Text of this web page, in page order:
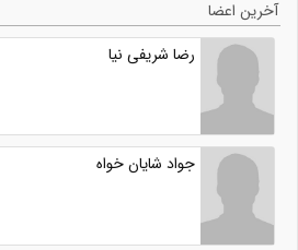
آخرین اعضا
رضا شریفی نیا
جواد شایان خواه